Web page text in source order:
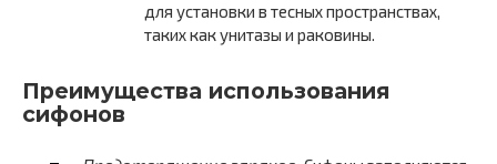
для установки в тесных пространствах,
таких как унитазы и раковины.
Преимущества использования
сифонов